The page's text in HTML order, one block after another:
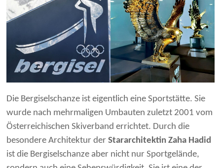
Die Bergiselschanze ist eigentlich eine Sportstätte. Sie
wurde nach mehrmaligen Umbauten zuletzt 2001 vom
Österreichischen Skiverband errichtet. Durch die
besondere Architektur derStararchitektin Zaha Hadid
ist die Bergiselschanze aber nicht nur Sportgelände,